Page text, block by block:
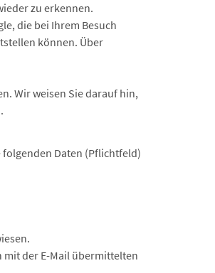
zu erkennen.
die bei Ihrem Besuch
können. Über
Wir weisen Sie darauf hin,
Daten (Pflichtfeld)
mit der E-Mail übermittelten